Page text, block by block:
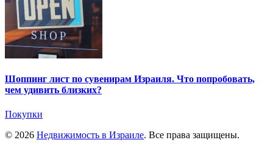
Шоппинг лист по сувенирам Израиля. Что попробовать,
чем удивить близких?
Покупки
© 2026 Недвижимость в Израиле. Все права защищены.